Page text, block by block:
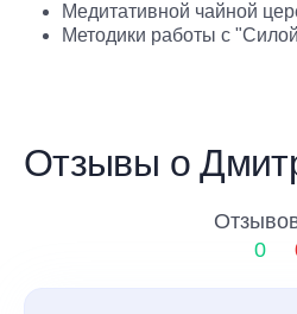
Медитативной чайной
Методики работы с
Отзывы о
0